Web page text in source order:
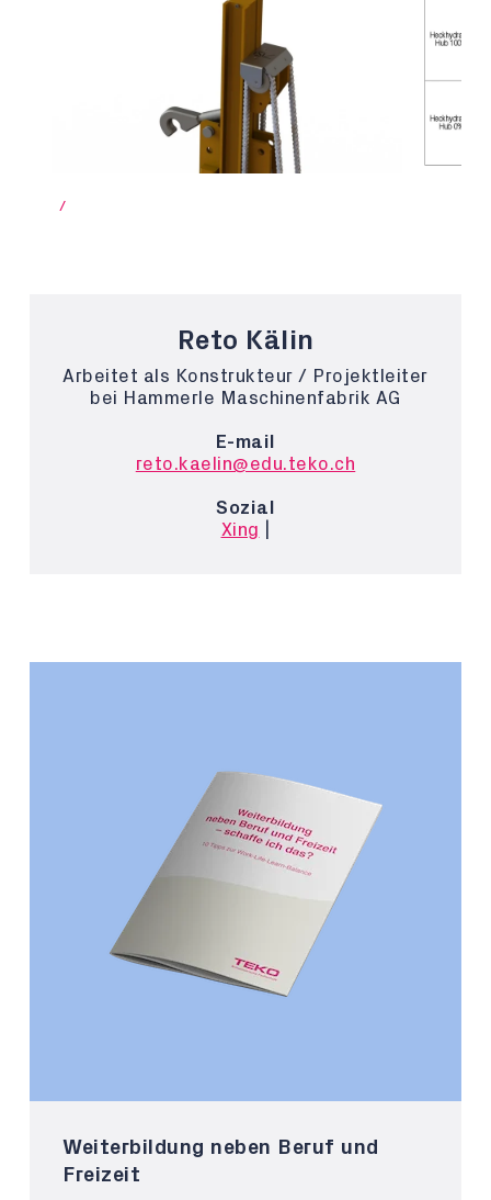
/
Reto Kälin
Arbeitet als Konstrukteur / Projektleiter
bei Hammerle Maschinenfabrik AG
E-mail
reto.kaelin@edu.teko.ch
Sozial
Xing
Weiterbildung neben Beruf und
Freizeit